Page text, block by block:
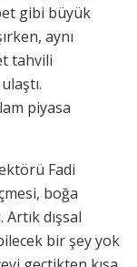
gibi büyük
aynı
tahvili
piyasa
Fadi
boğa
Artık dışsal
bir şey yok